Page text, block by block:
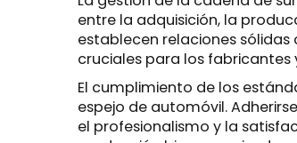
entre la adquisición, la
establecen relaciones sólidas
cruciales para los
El cumplimiento de los
espejo de automóvil.
el profesionalismo y la